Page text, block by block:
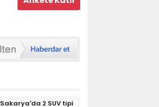
Sakarya'da 2 SUV tipi